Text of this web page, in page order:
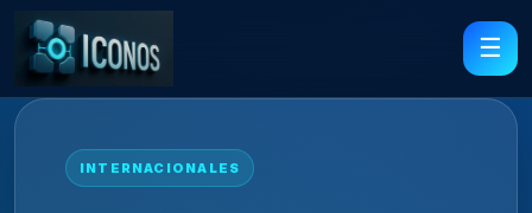
☰
INTERNACIONALES